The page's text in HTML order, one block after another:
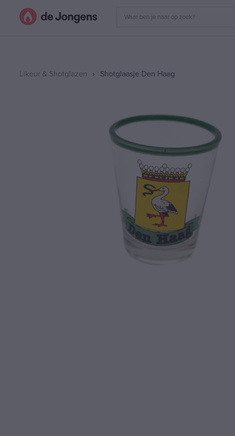
Likeur & Shotglazen Shotglaasje Den Haag